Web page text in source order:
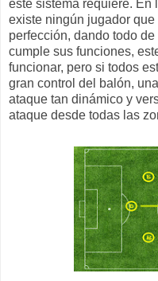
este sistema requiere. En
existe ningún jugador
perfección, dando todo
cumple sus funciones,
funcionar, pero si todos
gran control del balón,
ataque tan dinámico y
ataque desde todas las